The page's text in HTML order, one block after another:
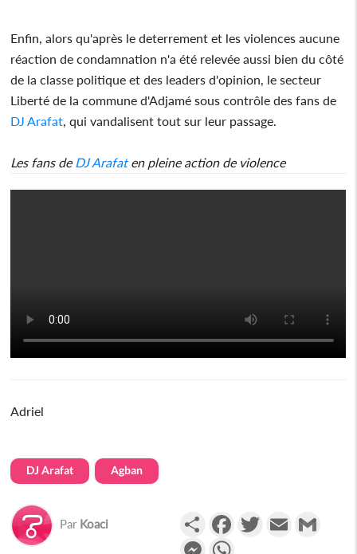
Enfin, alors qu'après le deterrement et les violences aucune
réaction de condamnation n'a été relevée aussi bien du côté
de la classe politique et des leaders d'opinion, le secteur
Liberté de la commune d'Adjamé sous contrôle des fans de
DJ Arafat, qui vandalisent tout sur leur passage.
Les fans de DJ Arafaten pleine action de violence
Adriel
DJ Arafat Agban
Par Koaci PartagerFacebookTwitterEmail
Messenger